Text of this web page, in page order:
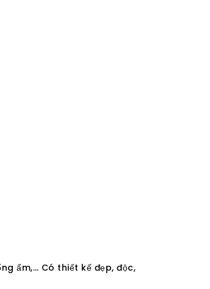
ẩm,… Có thiết kế đẹp, độc,